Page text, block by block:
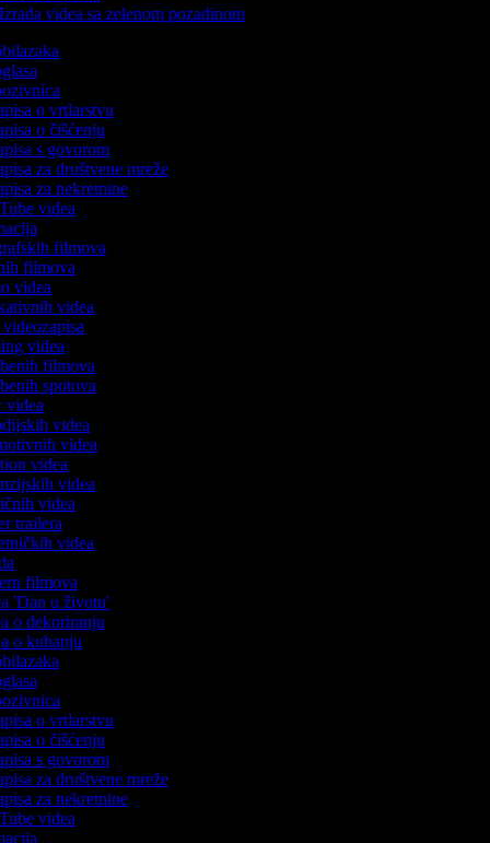
videa sa zelenom pozadinom
o vrtlarstvu
o čišćenju
s govorom
za društvene mreže
za nekretnine
videa
filmova
filmova
videa
videa
videa
filmova
spotova
videa
videa
videa
videa
videa
videa
trailera
videa
filmova
'Dan u životu'
o dekoriranju
o kuhanju
o vrtlarstvu
o čišćenju
s govorom
za društvene mreže
za nekretnine
videa